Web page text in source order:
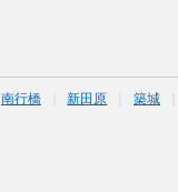
南行橋 新田原
築城